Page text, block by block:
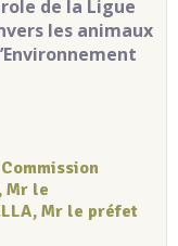
de la Ligue
les animaux
Mr le
Mr le préfet